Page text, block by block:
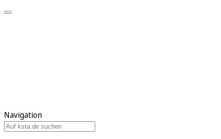
Navigation